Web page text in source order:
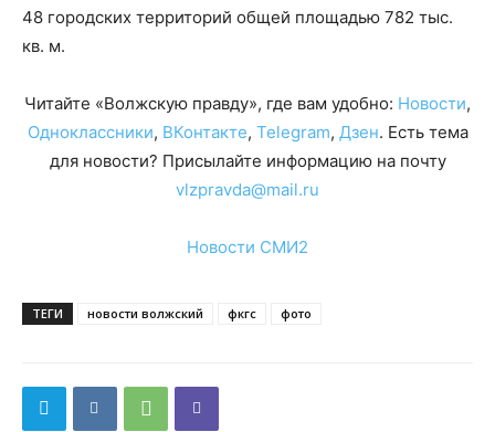
48 городских территорий общей площадью 782 тыс.
кв. м.
Читайте «Волжскую правду», где вам удобно: Новости,
Одноклассники, ВКонтакте, Telegram, Дзен. Есть тема
для новости? Присылайте информацию на почту
vlzpravda@mail.ru
Новости СМИ2
ТЕГИ новости волжский фкгс фото